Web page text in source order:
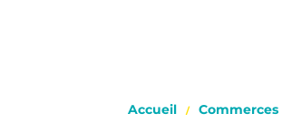
Accueil Commerces